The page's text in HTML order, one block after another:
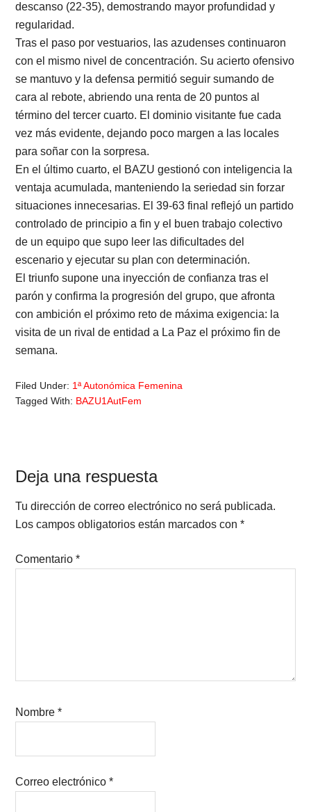
descanso (22-35), demostrando mayor profundidad y
regularidad.
Tras el paso por vestuarios, las azudenses continuaron
con el mismo nivel de concentración. Su acierto ofensivo
se mantuvo y la defensa permitió seguir sumando de
cara al rebote, abriendo una renta de 20 puntos al
término del tercer cuarto. El dominio visitante fue cada
vez más evidente, dejando poco margen a las locales
para soñar con la sorpresa.
En el último cuarto, el BAZU gestionó con inteligencia la
ventaja acumulada, manteniendo la seriedad sin forzar
situaciones innecesarias. El 39-63 final reflejó un partido
controlado de principio a fin y el buen trabajo colectivo
de un equipo que supo leer las dificultades del
escenario y ejecutar su plan con determinación.
El triunfo supone una inyección de confianza tras el
parón y confirma la progresión del grupo, que afronta
con ambición el próximo reto de máxima exigencia: la
visita de un rival de entidad a La Paz el próximo fin de
semana.
Filed Under: 1ª Autonómica Femenina
Tagged With: BAZU1AutFem
Reader
Interactions
Deja una respuesta
Tu dirección de correo electrónico no será publicada.
Los campos obligatorios están marcados con*
Comentario*
Nombre*
Correo electrónico*